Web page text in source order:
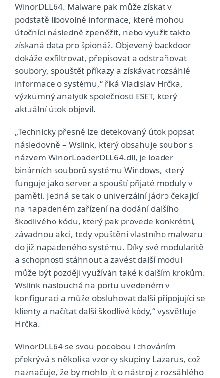
WinorDLL64. Malware pak může získat v
podstatě libovolné informace, které mohou
útočníci následně zpeněžit, nebo využít takto
získaná data pro špionáž. Objevený backdoor
dokáže exfiltrovat, přepisovat a odstraňovat
soubory, spouštět příkazy a získávat rozsáhlé
informace o systému,“ říká Vladislav Hrčka,
výzkumný analytik společnosti ESET, který
aktuální útok objevil.
„Technicky přesně lze detekovaný útok popsat
následovně – Wslink, který obsahuje soubor s
názvem WinorLoaderDLL64.dll, je loader
binárních souborů systému Windows, který
funguje jako server a spouští přijaté moduly v
paměti. Jedná se tak o univerzální jádro čekající
na napadeném zařízení na dodání dalšího
škodlivého kódu, který pak provede konkrétní,
závadnou akci, tedy vpuštění vlastního malwaru
do již napadeného systému. Díky své modularitě
a schopnosti stáhnout a zavést další modul
může být později využíván také k dalším krokům.
Wslink naslouchá na portu uvedeném v
konfiguraci a může obsluhovat další připojující se
klienty a načítat další škodlivé kódy,“ vysvětluje
Hrčka.
WinorDLL64 se svou podobou i chováním
překrývá s několika vzorky skupiny Lazarus, což
naznačuje, že by mohlo jít o nástroj z rozsáhlého